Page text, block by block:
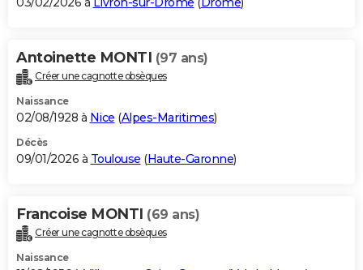
Antoinette MONTI (97 ans)
Créer une cagnotte obsèques
Naissance
02/08/1928 à Nice (Alpes-Maritimes)
Décès
09/01/2026 à Toulouse (Haute-Garonne)
Francoise MONTI (69 ans)
Créer une cagnotte obsèques
Naissance